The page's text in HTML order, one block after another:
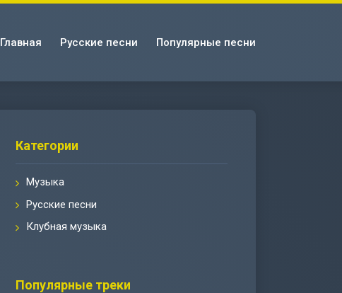
Главная Русские песни Популярные песни
Категории
Музыка
Русские песни
Клубная музыка
Популярные треки